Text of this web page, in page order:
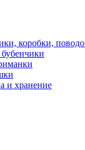
коробки,
и хранение